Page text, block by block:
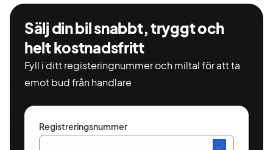
Sälj din bil snabbt, tryggt och
helt kostnadsfritt
Fyll i ditt registeringnummer och miltal för att ta
emot bud från handlare
Registreringsnummer